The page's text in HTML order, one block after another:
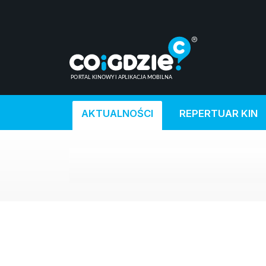
AKTUALNOŚCI REPERTUAR KIN